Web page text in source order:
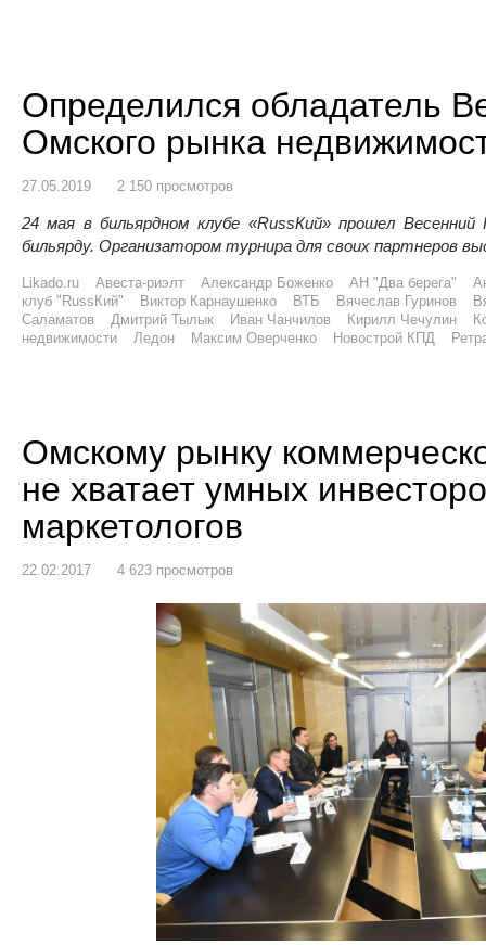
Определился обладатель
Омского рынка
27.05.2019 2 150 просмотров
24 мая в бильярдном клубе «RussКий» прошел
бильярду. Организатором турнира для своих партнеров
Likado.ru Авеста-риэлт Александр Боженко АН "Два берега"
клуб "RussКий"
Виктор Карнаушенко ВТБ Вячеслав Гуринов
Саламатов
Дмитрий Тылык Иван Чанчилов Кирилл Чечулин
недвижимости
Ледон Максим Оверченко Новострой КПД
Омскому рынку
не хватает умных
маркетологов
22.02.2017 4 623 просмотров